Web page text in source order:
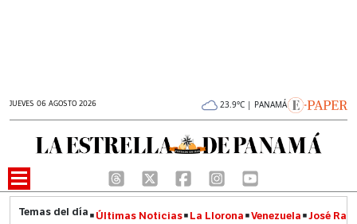
JUEVES 06 AGOSTO 2026 23.9°C | PANAMÁ
Últimas Noticias La Llorona Venezuela José